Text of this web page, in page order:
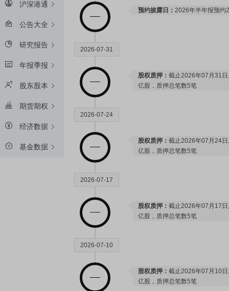
沪深港通
公告大全
研究报告
年报季报
股东股本
期货期权
经济数据
基金数据
预约披露日： 2026年半年报预约
2026-07-31
股权质押： 截止2026年07月31
亿股，质押总笔数5笔
2026-07-24
股权质押： 截止2026年07月24
亿股，质押总笔数5笔
2026-07-17
股权质押： 截止2026年07月17
亿股，质押总笔数5笔
2026-07-10
股权质押： 截止2026年07月10
亿股，质押总笔数5笔